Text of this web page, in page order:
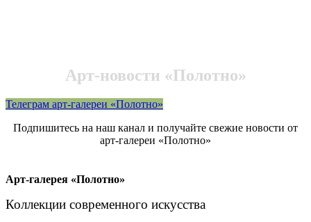
Арт-новости «Полотно»
Телеграм арт-галереи «Полотно»
Подпишитесь на наш канал и получайте свежие новости от
арт-галереи «Полотно»
Арт-галерея «Полотно»
Коллекции современного искусства